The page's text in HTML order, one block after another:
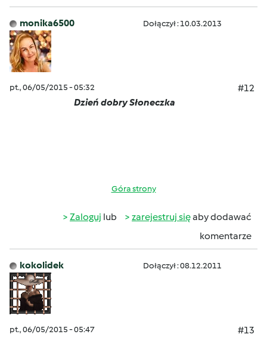
monika6500 Dołączył : 10.03.2013
pt., 06/05/2015 - 05:32
#12
Dzień dobry Słoneczka
Góra strony
Zaloguj lub zarejestruj sięaby dodawać
komentarze
kokolidek Dołączył : 08.12.2011
pt., 06/05/2015 - 05:47 #13